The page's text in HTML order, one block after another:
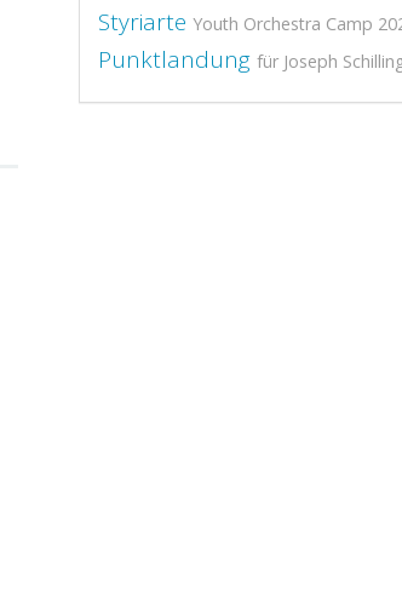
Styriarte Youth Orchestra Camp
Punktlandung für Joseph